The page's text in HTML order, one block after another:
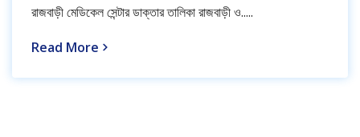
রাজবাড়ী মেডিকেল সেন্টার ডাক্তার তালিকা রাজবাড়ী ও.....
Read More